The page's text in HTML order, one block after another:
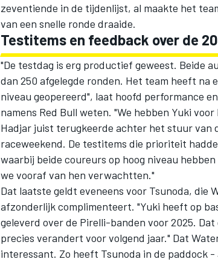
zeventiende in de tijdenlijst, al maakte het
van een snelle ronde draaide.
Testitems en feedback over de
"De testdag is erg productief geweest. Beide
dan 250 afgelegde ronden. Het team heeft na
niveau geopereerd", laat hoofd performance
namens Red Bull weten. "We hebben Yuki
Hadjar juist terugkeerde achter het stuur van
raceweekend. De testitems die prioriteit
waarbij beide coureurs op hoog niveau
we vooraf van hen verwachtten."
Dat laatste geldt eveneens voor Tsunoda, die
afzonderlijk complimenteert. "Yuki heeft op
geleverd over de Pirelli-banden voor 2025.
precies verandert voor volgend jaar." Dat
interessant. Zo heeft Tsunoda in de paddock